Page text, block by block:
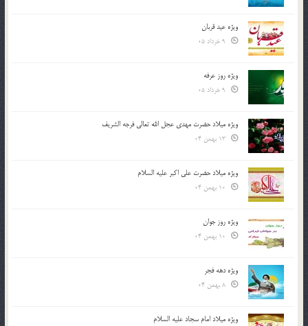
ویژه عید قربان
ویژه روز عرفه
ویژه میلاد حضرت مهدی عجل الله تعالی فرجه الشريف
ویژه میلاد حضرت علی اکبر علیه السلام
ویژه روز جوان
ویژه دهه فجر
ویژه میلاد امام سجاد علیه السلام